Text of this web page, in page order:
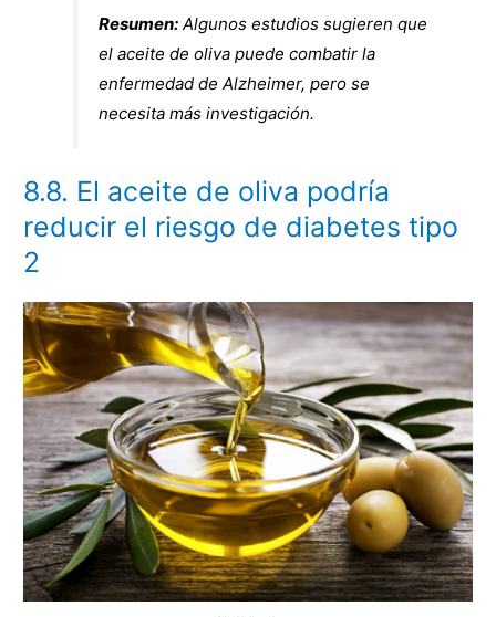
Resumen: Algunos estudios sugieren que
el aceite de oliva puede combatir la
enfermedad de Alzheimer, pero se
necesita más investigación.
8.8. El aceite de oliva podría
reducir el riesgo de diabetes tipo
2